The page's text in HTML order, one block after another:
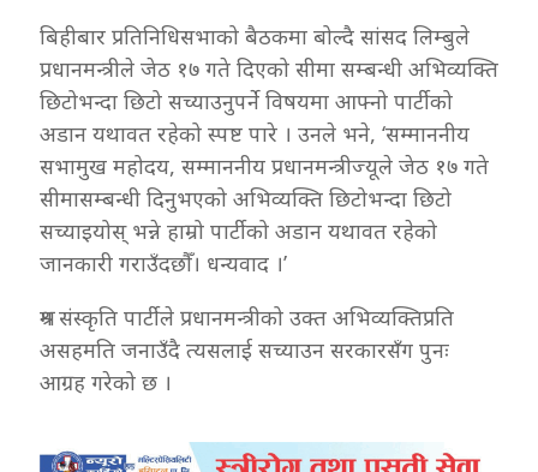
बिहीबार प्रतिनिधिसभाको बैठकमा बोल्दै सांसद लिम्बुले
प्रधानमन्त्रीले जेठ १७ गते दिएको सीमा सम्बन्धी अभिव्यक्ति
छिटोभन्दा छिटो सच्याउनुपर्ने विषयमा आफ्नो पार्टीको
अडान यथावत रहेको स्पष्ट पारे । उनले भने, ‘सम्माननीय
सभामुख महोदय, सम्माननीय प्रधानमन्त्रीज्यूले जेठ १७ गते
सीमासम्बन्धी दिनुभएको अभिव्यक्ति छिटोभन्दा छिटो
सच्याइयोस् भन्ने हाम्रो पार्टीको अडान यथावत रहेको
जानकारी गराउँदछौँ। धन्यवाद ।’
श्रम संस्कृति पार्टीले प्रधानमन्त्रीको उक्त अभिव्यक्तिप्रति
असहमति जनाउँदै त्यसलाई सच्याउन सरकारसँग पुनः
आग्रह गरेको छ ।